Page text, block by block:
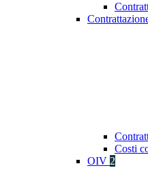
Costi
OIV 2